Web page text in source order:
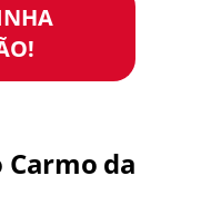
Carmo da